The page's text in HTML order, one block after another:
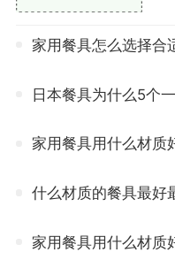
家用餐具怎么选择合
日本餐具为什么5个
家用餐具用什么材质
什么材质的餐具最好
家用餐具用什么材质